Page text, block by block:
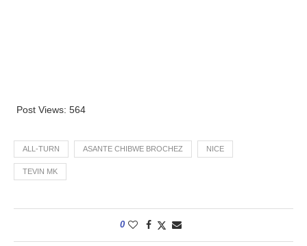
Post Views: 564
ALL-TURN ASANTE CHIBWE BROCHEZ NICE
TEVIN MK
0